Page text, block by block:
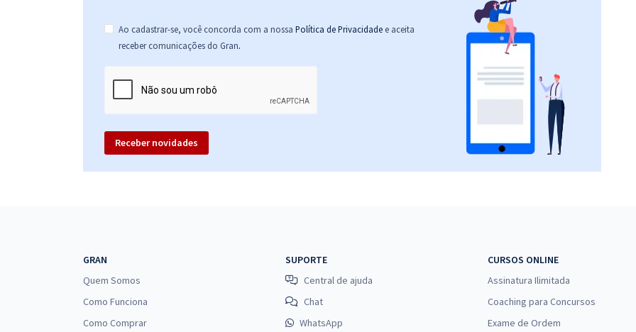
Ao cadastrar-se, você concorda com a nossa Política de Privacidade e aceita
receber comunicações do Gran.
Receber novidades
GRAN
Quem Somos
Como Funciona
Como Comprar
SUPORTE
Central de ajuda
Chat
WhatsApp
CURSOS ONLINE
Assinatura Ilimitada
Coaching para Concursos
Exame de Ordem